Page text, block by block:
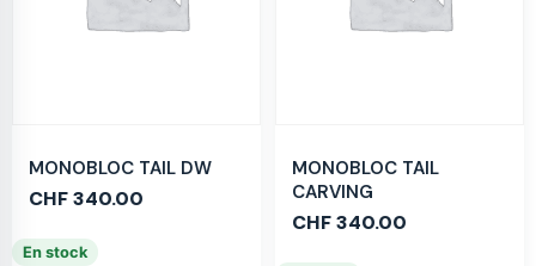
MONOBLOC TAIL DW
CHF340.00
En stock
MONOBLOC TAIL
CARVING
CHF340.00